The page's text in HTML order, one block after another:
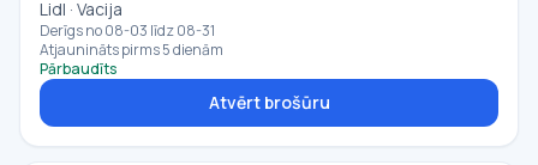
Lidl · Vacija
Derīgs no 08-03 līdz 08-31
Atjaunināts pirms 5 dienām
Pārbaudīts
Atvērt brošūru